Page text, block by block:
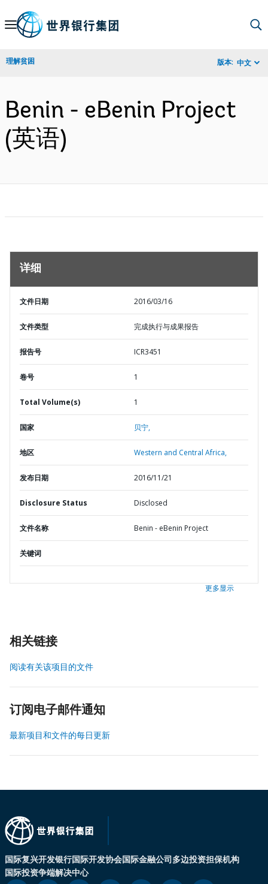
Skip
Navigation
理解贫困 版本: 中文
Benin - eBenin Project
(英语)
详细
文件日期 2016/03/16
文件类型 完成执行与成果报告
报告号 ICR3451
卷号 1
Total Volume(s) 1
国家 贝宁,
地区 Western and Central Africa,
发布日期 2016/11/21
Disclosure Status Disclosed
文件名称 Benin - eBenin Project
关键词
更多显示
相关链接
阅读有关该项目的文件
订阅电子邮件通知
最新项目和文件的每日更新
国际复兴开发银行国际开发协会国际金融公司多边投资担保机构
国际投资争端解决中心